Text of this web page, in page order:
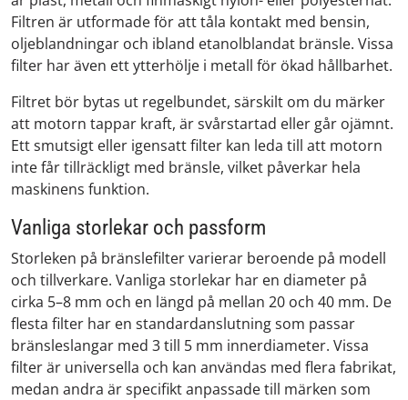
Filtren är utformade för att tåla kontakt med bensin,
oljeblandningar och ibland etanolblandat bränsle. Vissa
filter har även ett ytterhölje i metall för ökad hållbarhet.
Filtret bör bytas ut regelbundet, särskilt om du märker
att motorn tappar kraft, är svårstartad eller går ojämnt.
Ett smutsigt eller igensatt filter kan leda till att motorn
inte får tillräckligt med bränsle, vilket påverkar hela
maskinens funktion.
Vanliga storlekar och passform
Storleken på bränslefilter varierar beroende på modell
och tillverkare. Vanliga storlekar har en diameter på
cirka 5–8 mm och en längd på mellan 20 och 40 mm. De
flesta filter har en standardanslutning som passar
bränsleslangar med 3 till 5 mm innerdiameter. Vissa
filter är universella och kan användas med flera fabrikat,
medan andra är specifikt anpassade till märken som